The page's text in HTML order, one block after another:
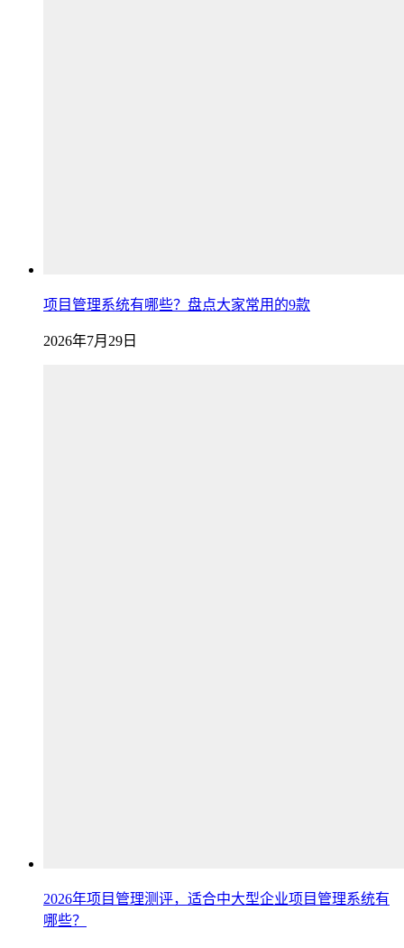
项目管理系统有哪些？盘点大家常用的9款
2026年7月29日
2026年项目管理测评，适合中大型企业项目管理系统有
哪些？